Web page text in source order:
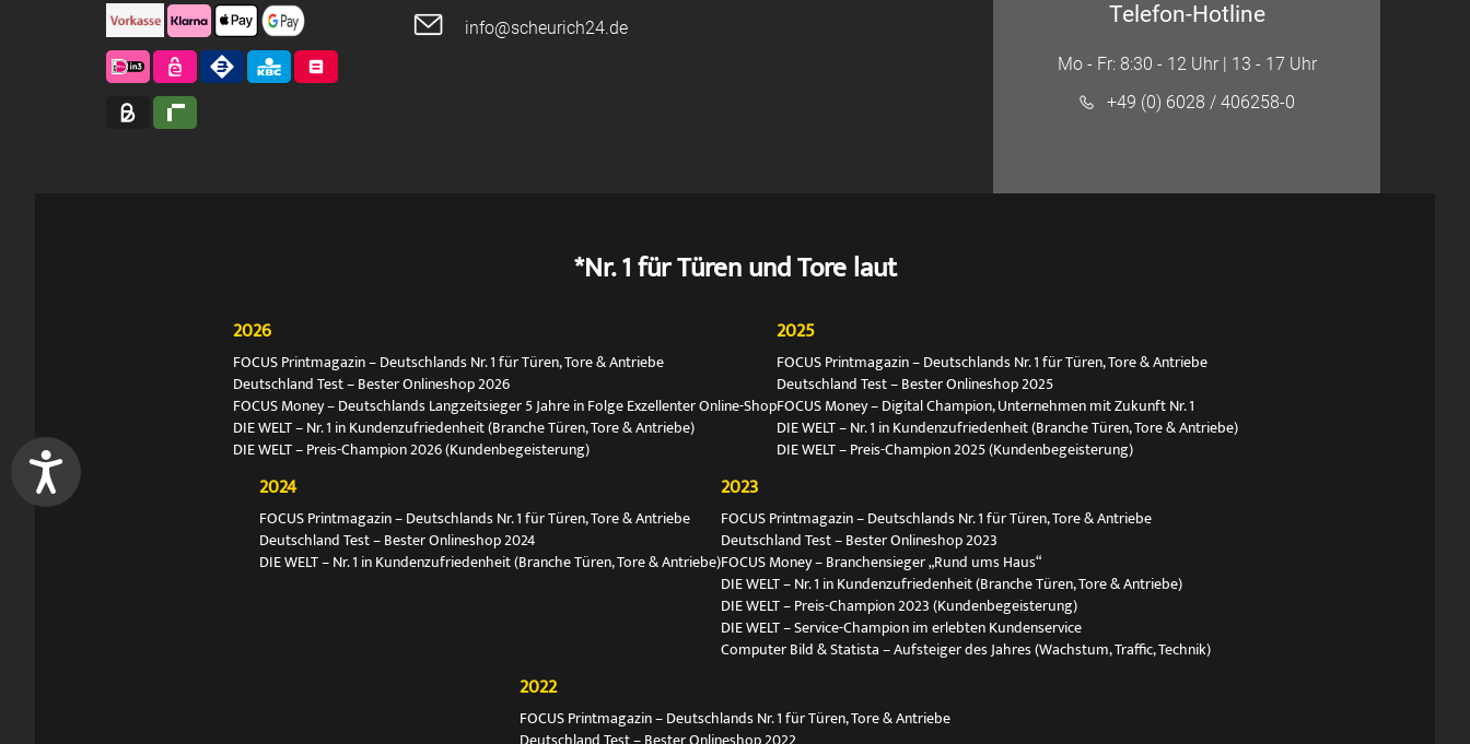
info@scheurich24.de
Telefon-Hotline
Mo - Fr: 8:30 - 12 Uhr | 13 - 17 Uhr
+49 (0) 6028 / 406258-0
*Nr. 1 für Türen und Tore laut
2026
FOCUS Printmagazin – Deutschlands Nr. 1 für Türen, Tore & Antriebe
Deutschland Test – Bester Onlineshop 2026
FOCUS Money – Deutschlands Langzeitsieger 5 Jahre in Folge Exzellenter Online-Shop
DIE WELT – Nr. 1 in Kundenzufriedenheit (Branche Türen, Tore & Antriebe)
DIE WELT – Preis-Champion 2026 (Kundenbegeisterung)
2025
FOCUS Printmagazin – Deutschlands Nr. 1 für Türen, Tore & Antriebe
Deutschland Test – Bester Onlineshop 2025
FOCUS Money – Digital Champion, Unternehmen mit Zukunft Nr. 1
DIE WELT – Nr. 1 in Kundenzufriedenheit (Branche Türen, Tore & Antriebe)
DIE WELT – Preis-Champion 2025 (Kundenbegeisterung)
2024
FOCUS Printmagazin – Deutschlands Nr. 1 für Türen, Tore & Antriebe
Deutschland Test – Bester Onlineshop 2024
DIE WELT – Nr. 1 in Kundenzufriedenheit (Branche Türen, Tore & Antriebe)
2023
FOCUS Printmagazin – Deutschlands Nr. 1 für Türen, Tore & Antriebe
Deutschland Test – Bester Onlineshop 2023
FOCUS Money – Branchensieger „Rund ums Haus“
DIE WELT – Nr. 1 in Kundenzufriedenheit (Branche Türen, Tore & Antriebe)
DIE WELT – Preis-Champion 2023 (Kundenbegeisterung)
DIE WELT – Service-Champion im erlebten Kundenservice
Computer Bild & Statista – Aufsteiger des Jahres (Wachstum, Traffic, Technik)
2022
FOCUS Printmagazin – Deutschlands Nr. 1 für Türen, Tore & Antriebe